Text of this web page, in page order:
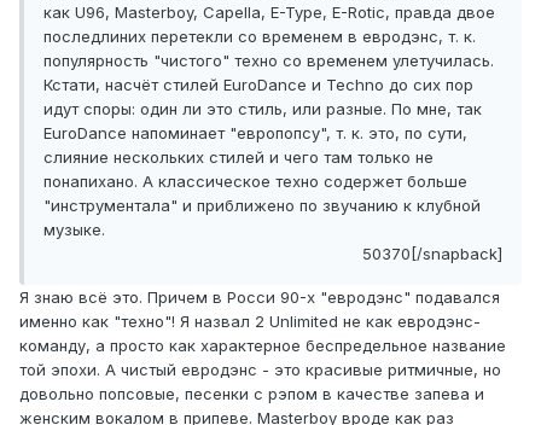
как U96, Masterboy, Capella, E-Type, E-Rotic, правда двое
последлиних перетекли со временем в евродэнс, т. к.
популярность "чистого" техно со временем улетучилась.
Кстати, насчёт стилей EuroDance и Techno до сих пор
идут споры: один ли это стиль, или разные. По мне, так
EuroDance напоминает "европопсу", т. к. это, по сути,
слияние нескольких стилей и чего там только не
понапихано. А классическое техно содержет больше
"инструментала" и приближено по звучанию к клубной
музыке.
50370[/snapback]
Я знаю всё это. Причем в Росси 90-х "евродэнс" подавался
именно как "техно"! Я назвал 2 Unlimited не как евродэнс-
команду, а просто как характерное беспредельное название
той эпохи. А чистый евродэнс - это красивые ритмичные, но
довольно попсовые, песенки с рэпом в качестве запева и
женским вокалом в припеве. Masterboy вроде как раз